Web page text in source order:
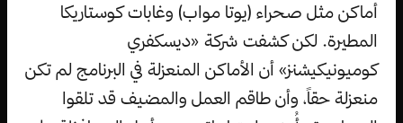
أماكن مثل صحراء (يوتا مواب) وغابات كوستاريكا
المطيرة. لكن كشفت شركة «ديسكفري
كوميونيكيشنز» أن الأماكن المنعزلة في البرنامج لم تكن
منعزلة حقاً، وأن طاقم العمل والمضيف قد تلقوا